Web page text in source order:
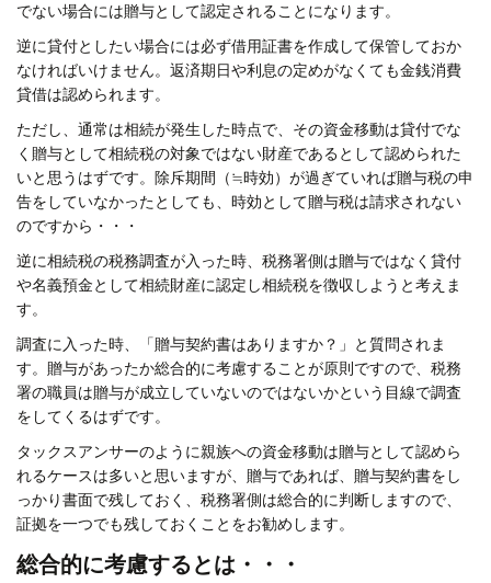
でない場合には贈与として認定されることになります。
逆に貸付としたい場合には必ず借用証書を作成して保管しておか
なければいけません。返済期日や利息の定めがなくても金銭消費
貸借は認められます。
ただし、通常は相続が発生した時点で、その資金移動は貸付でな
く贈与として相続税の対象ではない財産であるとして認められた
いと思うはずです。除斥期間（≒時効）が過ぎていれば贈与税の申
告をしていなかったとしても、時効として贈与税は請求されない
のですから・・・
逆に相続税の税務調査が入った時、税務署側は贈与ではなく貸付
や名義預金として相続財産に認定し相続税を徴収しようと考えま
す。
調査に入った時、「贈与契約書はありますか？」と質問されま
す。贈与があったか総合的に考慮することが原則ですので、税務
署の職員は贈与が成立していないのではないかという目線で調査
をしてくるはずです。
タックスアンサーのように親族への資金移動は贈与として認めら
れるケースは多いと思いますが、贈与であれば、贈与契約書をし
っかり書面で残しておく、税務署側は総合的に判断しますので、
証拠を一つでも残しておくことをお勧めします。
総合的に考慮するとは・・・